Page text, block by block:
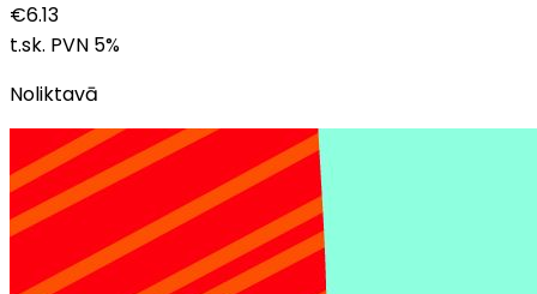
€6.13
t.sk. PVN 5%
Noliktavā